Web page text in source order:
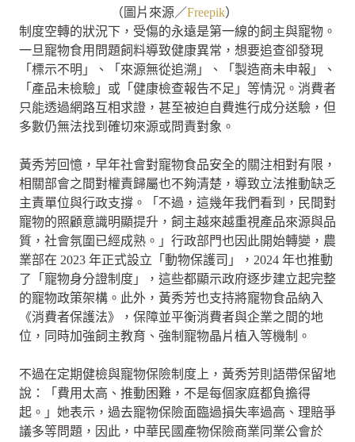
（圖片來源／Freepik）
制度空轉的狀況下，受傷的永遠是第一線的飼主與寵物。
一旦寵物食用問題飼料導致健康異常，想要追查卻發現
「標示不明」、「來源無從追溯」、「製造商未申報」、
「產品未檢驗」或「健康檢查報告不足」等情況。消費者
只能透過網路互相求證，甚至被迫自費進行成分送驗，但
多數仍無法找到確切來源或問責對象。
黃秀芳回憶，早年社會對寵物食品安全的關注相對有限，
相關部會之間對權責歸屬也不夠清楚，導致立法推動缺乏
主責單位與行政支撐。「不過，這幾年我們看到，民間對
寵物的照顧意識明顯提升，飼主越來越重視產品來源與品
質，社會氛圍已經成熟。」行政部門也因此開始轉變，農
業部在 2023 年正式設立「動物保護司」，2024 年也推動
了「寵物身分證制度」，這些都顯示政府逐步建立起完整
的寵物政策架構。此外，黃秀芳也支持將寵物食品納入
《消費者保護法》，保障並平衡消費者與企業之間的地
位，同時加強飼主教育、強制寵物晶片植入等機制。
不過在定期健檢與寵物保險制度上，黃秀芳則語帶保留地
說：「費用太高、推動困難，不是每個家庭都負擔得
起。」她表示，過去寵物保險面臨過損失率過高、理賠爭
議多等問題，因此，中華民國產物保險商業同業公會於